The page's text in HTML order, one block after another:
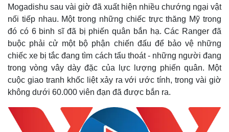
Mogadishu sau vài giờ đã xuất hiện nhiều chướng ngại vật
nối tiếp nhau. Một trong những chiếc trực thăng Mỹ trong
đó có 6 binh sĩ đã bị phiến quân bắn hạ. Các Ranger đã
buộc phải cử một bộ phận chiến đấu để bảo vệ những
chiếc xe bị tắc đang tìm cách tẩu thoát - những người đang
trong vòng vây dày đặc của lực lượng phiến quân. Một
cuộc giao tranh khốc liệt xảy ra với ước tính, trong vài giờ
không dưới 60.000 viên đạn đã được bắn ra.